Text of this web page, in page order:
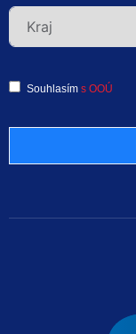
Souhlasím s OOÚ